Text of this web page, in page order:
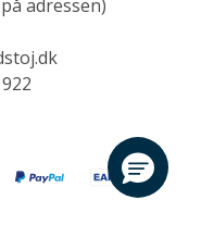
adressen)